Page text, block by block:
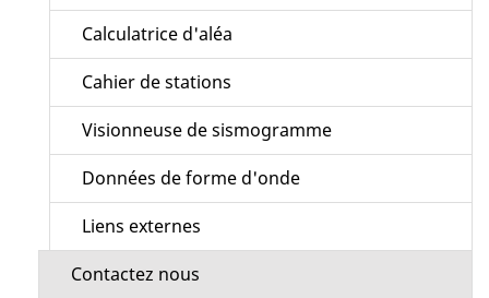
Calculatrice d'aléa
Cahier de stations
Visionneuse de sismogramme
Données de forme d'onde
Liens externes
Contactez nous